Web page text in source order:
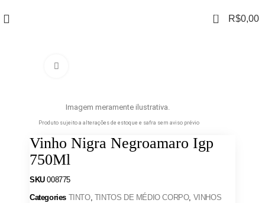
0 R$0,00
Imagem meramente ilustrativa.
Produto sujeito a alterações de estoque e safra sem aviso prévio
Vinho Nigra Negroamaro Igp
750Ml
SKU008775
Categories TINTO, TINTOS DE MÉDIO CORPO, VINHOS